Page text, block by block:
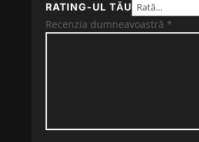
RATING-UL TĂU
Recenzia dumneavoastră *